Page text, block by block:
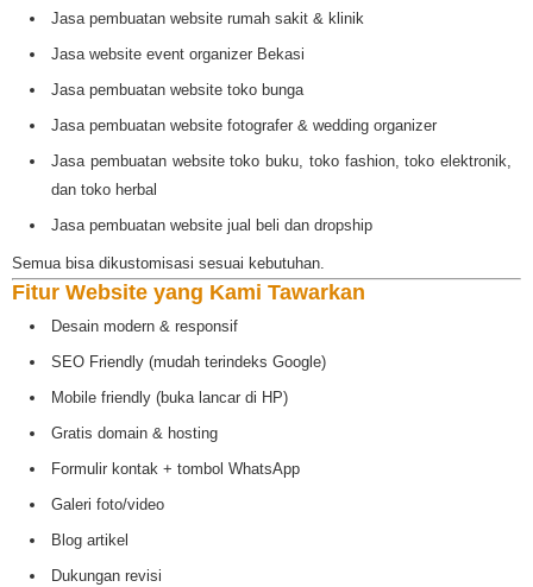
Jasa pembuatan website rumah sakit & klinik
Jasa website event organizer Bekasi
Jasa pembuatan website toko bunga
Jasa pembuatan website fotografer & wedding organizer
Jasa pembuatan website toko buku, toko fashion, toko elektronik,
dan toko herbal
Jasa pembuatan website jual beli dan dropship
Semua bisa dikustomisasi sesuai kebutuhan.
Fitur Website yang Kami Tawarkan
Desain modern & responsif
SEO Friendly (mudah terindeks Google)
Mobile friendly (buka lancar di HP)
Gratis domain & hosting
Formulir kontak + tombol WhatsApp
Galeri foto/video
Blog artikel
Dukungan revisi